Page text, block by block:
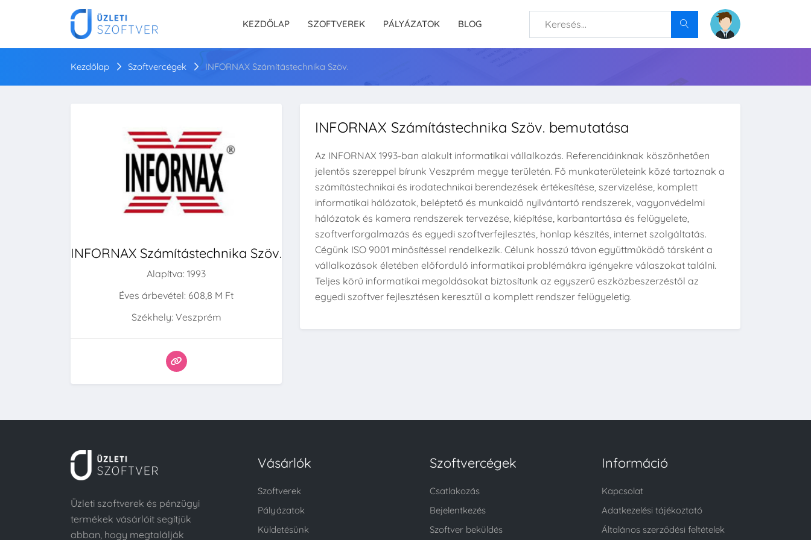
KEZDŐLAP SZOFTVEREK PÁLYÁZATOK BLOG
Kezdőlap Szoftvercégek INFORNAX Számítástechnika Szöv.
INFORNAX Számítástechnika Szöv.
Alapítva: 1993
Éves árbevétel: 608,8 M Ft
Székhely: Veszprém
INFORNAX Számítástechnika Szöv. bemutatása
Az INFORNAX 1993-ban alakult informatikai vállalkozás. Referenciáinknak köszönhetően
jelentős szereppel bírunk Veszprém megye területén. Fő munkaterületeink közé tartoznak a
számítástechnikai és irodatechnikai berendezések értékesítése, szervizelése, komplett
informatikai hálózatok, beléptető és munkaidő nyilvántartó rendszerek, vagyonvédelmi
hálózatok és kamera rendszerek tervezése, kiépítése, karbantartása és felügyelete,
szoftverforgalmazás és egyedi szoftverfejlesztés, honlap készítés, internet szolgáltatás.
Cégünk ISO 9001 minősítéssel rendelkezik. Célunk hosszú távon együttműködő társként a
vállalkozások életében előforduló informatikai problémákra igényekre válaszokat találni.
Teljes körű informatikai megoldásokat biztosítunk az egyszerű eszközbeszerzéstől az
egyedi szoftver fejlesztésen keresztül a komplett rendszer felügyeletig.
Üzleti szoftverek és pénzügyi
termékek vásárlóit segítjük
abban, hogy megtalálják
Vásárlók
Szoftverek
Pályázatok
Küldetésünk
Szoftvercégek
Csatlakozás
Bejelentkezés
Szoftver beküldés
Információ
Kapcsolat
Adatkezelési tájékoztató
Általános szerződési feltételek